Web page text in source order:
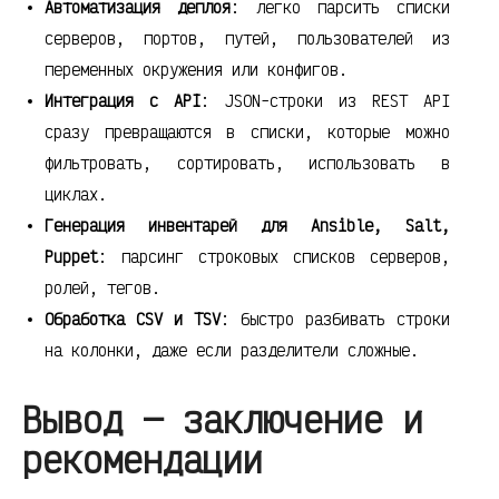
Автоматизация деплоя: легко парсить списки
серверов, портов, путей, пользователей из
переменных окружения или конфигов.
Интеграция с API: JSON-строки из REST API
сразу превращаются в списки, которые можно
фильтровать, сортировать, использовать в
циклах.
Генерация инвентарей для Ansible, Salt,
Puppet: парсинг строковых списков серверов,
ролей, тегов.
Обработка CSV и TSV: быстро разбивать строки
на колонки, даже если разделители сложные.
Вывод — заключение и
рекомендации